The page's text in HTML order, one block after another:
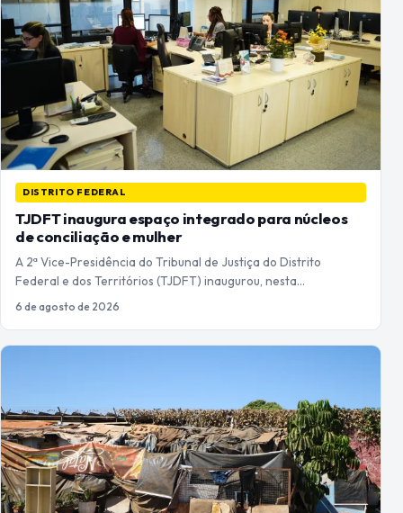
DISTRITO FEDERAL
TJDFT inaugura espaço integrado para núcleos
de conciliação e mulher
A 2ª Vice-Presidência do Tribunal de Justiça do Distrito
Federal e dos Territórios (TJDFT) inaugurou, nesta…
6 de agosto de 2026